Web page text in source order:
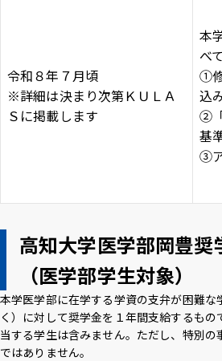
背景色 ： 白 青 黒
令和８年７月頃
※詳細は決まり次第ＫＵＬＡ
Ｓに掲載します
本
べ
①
込
②
基
③
高知大学医学部岡豊奨
（医学部学生対象）
本学医学部に在学する学資の支弁が困難な
く）に対して奨学金を１年間支給するも
当する学生は含みません。ただし、特別の
ではありません。